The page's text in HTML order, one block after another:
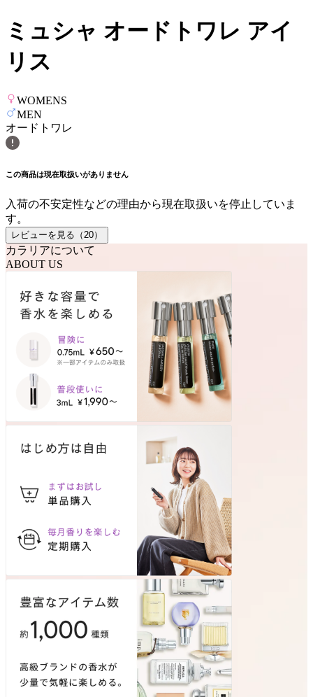
ミュシャ オードトワレ アイ
リス
WOMENS
MEN
オードトワレ
この商品は現在取扱いがありません
入荷の不安定性などの理由から現在取扱いを停止していま
す。
レビューを見る（ 20）
カラリアについて
ABOUT US